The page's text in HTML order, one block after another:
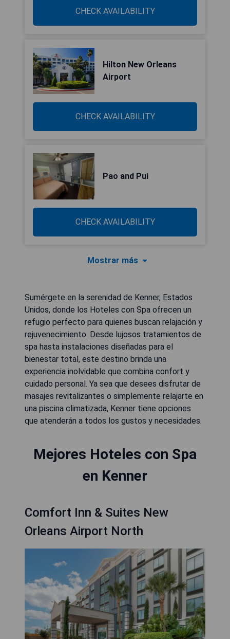
CHECK AVAILABILITY
Hilton New Orleans
Airport
CHECK AVAILABILITY
Pao and Pui
CHECK AVAILABILITY
Mostrar más
Sumérgete en la serenidad de Kenner, Estados
Unidos, donde los Hoteles con Spa ofrecen un
refugio perfecto para quienes buscan relajación y
rejuvenecimiento. Desde lujosos tratamientos de
spa hasta instalaciones diseñadas para el
bienestar total, este destino brinda una
experiencia inolvidable que combina confort y
cuidado personal. Ya sea que desees disfrutar de
masajes revitalizantes o simplemente relajarte en
una piscina climatizada, Kenner tiene opciones
que atenderán a todos los gustos y necesidades.
Mejores Hoteles con Spa
en Kenner
Comfort Inn & Suites New
Orleans Airport North